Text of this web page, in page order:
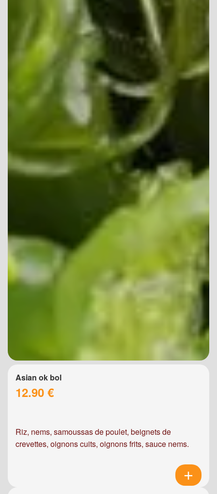
Asian ok bol
12.90 €
Riz, nems, samoussas de poulet, beignets de
crevettes, oignons cuits, oignons frits, sauce nems.